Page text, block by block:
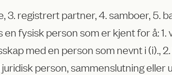
registrert partner, 4. samboer, 5.
fysisk person som er kjent for å:
med en person som nevnt i (i).,
person, sammenslutning